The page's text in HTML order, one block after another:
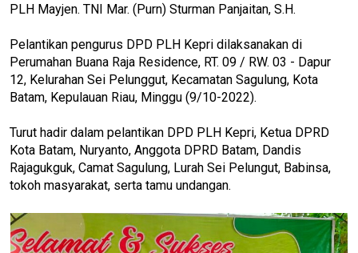
PLH Mayjen. TNI Mar. (Purn) Sturman Panjaitan, S.H.
Pelantikan pengurus DPD PLH Kepri dilaksanakan di
Perumahan Buana Raja Residence, RT. 09 / RW. 03 - Dapur
12, Kelurahan Sei Pelunggut, Kecamatan Sagulung, Kota
Batam, Kepulauan Riau, Minggu (9/10-2022).
Turut hadir dalam pelantikan DPD PLH Kepri, Ketua DPRD
Kota Batam, Nuryanto, Anggota DPRD Batam, Dandis
Rajagukguk, Camat Sagulung, Lurah Sei Pelungut, Babinsa,
tokoh masyarakat, serta tamu undangan.